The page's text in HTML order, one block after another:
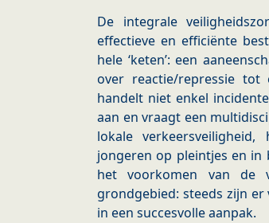
De integrale
effectieve en efficiënte
hele ‘keten’: een
over reactie/repressie tot
handelt niet enkel
aan en vraagt een
lokale
jongeren op pleintjes en
het voorkomen van de
grondgebied: steeds zijn
in een succesvolle aanpak.